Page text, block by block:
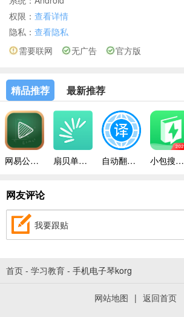
权限： 查看详情
隐私： 查看隐私
需要联网 无广告 官方版
精品推荐 最新推荐
网易公开课手机版 扇贝单词免费版 自动翻译器手机版 小包搜题2024安卓版
网友评论
我要跟贴
首页 - 学习教育 - 手机电子琴korg
网站地图 | 返回首页